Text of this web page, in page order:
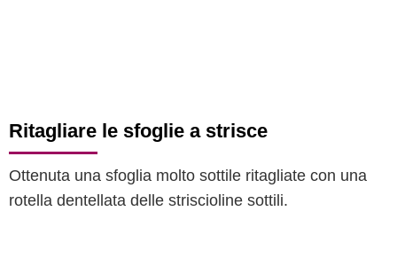
Ritagliare le sfoglie a strisce
Ottenuta una sfoglia molto sottile ritagliate con una
rotella dentellata delle striscioline sottili.